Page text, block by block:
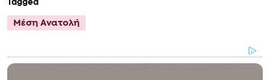
Tagged
Μέση Ανατολή